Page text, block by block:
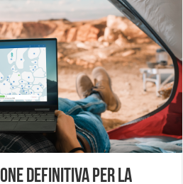
definitiva per la